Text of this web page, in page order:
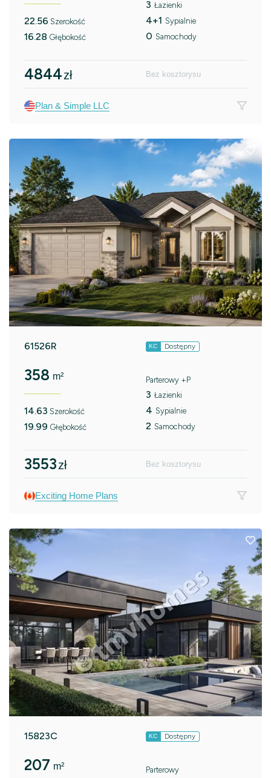
22.56 Szerokość
16.28 Głębokość
3 Łazienki
4+1 Sypialnie
0 Samochody
4844zł Bez kosztorysu
Plan & Simple LLC
61526R KC Dostępny
358 m²
14.63 Szerokość
19.99 Głębokość
Parterowy +P
3 Łazienki
4 Sypialnie
2 Samochody
3553zł Bez kosztorysu
Exciting Home Plans
15823C KC Dostępny
207 m² Parterowy